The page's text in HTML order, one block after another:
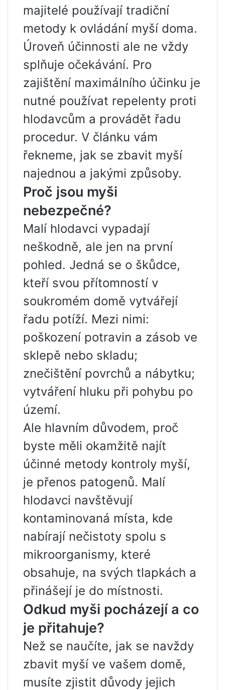
majitelé používají tradiční
metody k ovládání myší doma.
Úroveň účinnosti ale ne vždy
splňuje očekávání. Pro
zajištění maximálního účinku je
nutné používat repelenty proti
hlodavcům a provádět řadu
procedur. V článku vám
řekneme, jak se zbavit myší
najednou a jakými způsoby.
Proč jsou myši
nebezpečné?
Malí hlodavci vypadají
neškodně, ale jen na první
pohled. Jedná se o škůdce,
kteří svou přítomností v
soukromém domě vytvářejí
řadu potíží. Mezi nimi:
poškození potravin a zásob ve
sklepě nebo skladu;
znečištění povrchů a nábytku;
vytváření hluku při pohybu po
území.
Ale hlavním důvodem, proč
byste měli okamžitě najít
účinné metody kontroly myší,
je přenos patogenů. Malí
hlodavci navštěvují
kontaminovaná místa, kde
nabírají nečistoty spolu s
mikroorganismy, které
obsahuje, na svých tlapkách a
přinášejí je do místnosti.
Odkud myši pocházejí a co
je přitahuje?
Než se naučíte, jak se navždy
zbavit myší ve vašem domě,
musíte zjistit důvody jejich